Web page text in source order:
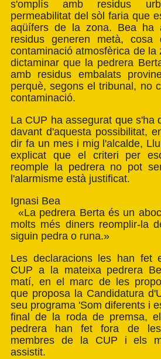
s'omplís amb residus
permeabilitat del sòl faria que
aqüífers de la zona. Bea ha
residus generen metà,
contaminació atmosfèrica de la
dictaminar que la pedrera
amb residus embalats
perquè, segons el tribunal, no
contaminació.
La CUP ha assegurat que s'ha
davant d'aquesta possibilitat,
dir fa un mes i mig l'alcalde,
explicat que el criteri per
reomple la pedrera no pot
l'alarmisme està justificat.
Ignasi Bea
«La pedrera Berta és un
molts més diners reomplir-la
siguin pedra o runa.»
Les declaracions les han fet
CUP a la mateixa pedrera
matí, en el marc de les
que proposa la Candidatura
seu programa 'Som diferents i
final de la roda de premsa,
pedrera han fet fora de les
membres de la CUP i els
assistit.